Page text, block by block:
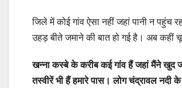
जिले में कोई गांव ऐसा नहीं जहां पानी न पहुंच
उहड़ बीते जमाने की बात हो गई है। अब कहीं
खन्ना कस्बे के करीब कई गांव हैं जहां मैंने खुद
तस्वीरें भी हैं हमारे पास। लोग चंद्रावल नदी